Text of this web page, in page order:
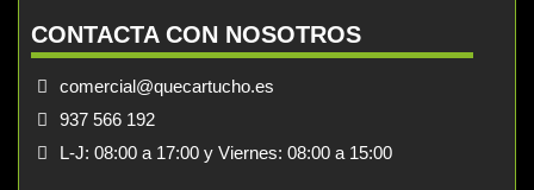
CONTACTA CON NOSOTROS
comercial@quecartucho.es
937 566 192
L-J: 08:00 a 17:00 y Viernes: 08:00 a 15:00